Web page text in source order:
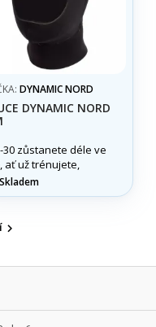
DYNAMIC NORD
DYNAMIC NORD
30 zůstanete déle ve
ať už trénujete,
nebo
Skladem
